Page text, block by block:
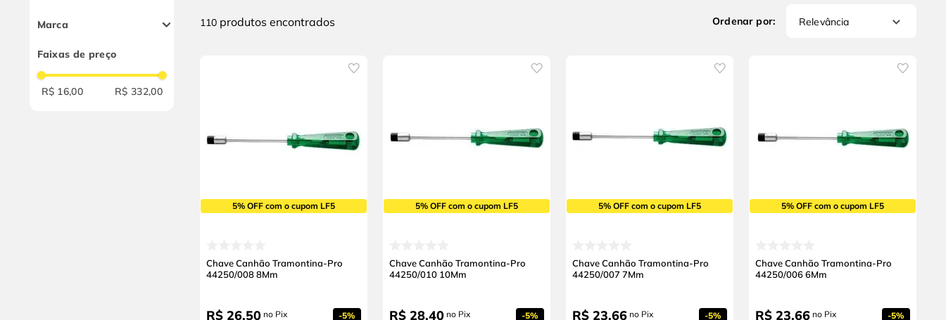
Marca
Tramontina
Gedore
Sata
Faixas de preço
R$ 16,00 R$ 332,00
110 produtos Relevância
5% OFF com o cupom LF5
Chave Canhão Tramontina-Pro
44250/008 8Mm
R$ 26,50 no Pix -5%
5% OFF com o cupom LF5
Chave Canhão Tramontina-Pro
44250/010 10Mm
R$ 28,40 no Pix -5%
5% OFF com o cupom LF5
Chave Canhão Tramontina-Pro
44250/007 7Mm
R$ 23,66 no Pix -5%
5% OFF com o cupom LF5
Chave Canhão Tramontina-Pro
44250/006 6Mm
R$ 23,66 no Pix -5%